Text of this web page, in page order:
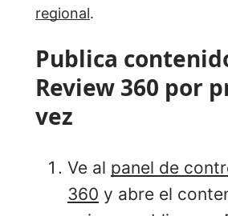
regional.
Publica
Review 360 por
vez
Ve al panel de
360 y abre el